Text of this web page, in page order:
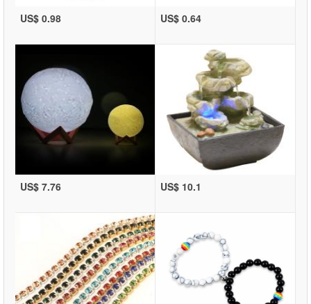
US$ 0.98 US$ 0.64
US$ 7.76 US$ 10.1